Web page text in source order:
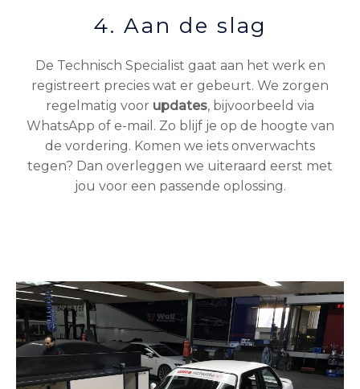
4. Aan de slag
De Technisch Specialist gaat aan het werk en
registreert precies wat er gebeurt. We zorgen
regelmatig voor updates, bijvoorbeeld via
WhatsApp of e-mail. Zo blijf je op de hoogte van
de vordering. Komen we iets onverwachts
tegen? Dan overleggen we uiteraard eerst met
jou voor een passende oplossing.